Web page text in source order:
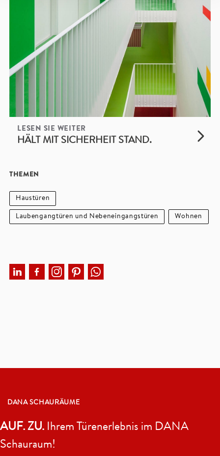
LESEN SIE WEITER
HÄLT MIT SICHERHEIT STAND.
THEMEN
Haustüren
Laubengangtüren und Nebeneingangstüren Wohnen
DANA SCHAURÄUME
AUF. ZU. Ihrem Türenerlebnis im DANA
Schauraum!